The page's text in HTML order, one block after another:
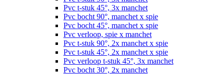
Pvc t-stuk 45°, 3x manchet
Pvc bocht 90°, manchet x spie
Pvc bocht 45°, manchet x spie
Pvc verloop, spie x manchet
Pvc t-stuk 90°, 2x manchet x spie
Pvc t-stuk 45°, 2x manchet x spie
Pvc verloop t-stuk 45°, 3x manchet
Pvc bocht 30°, 2x manchet